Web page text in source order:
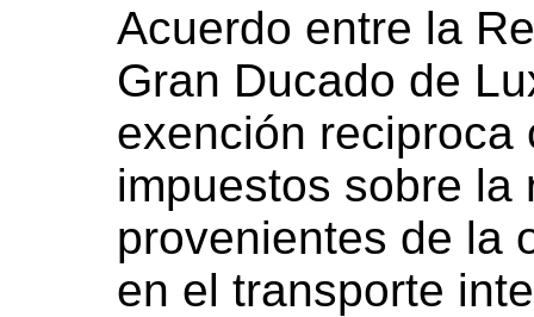
Acuerdo entre la
Gran Ducado de
exención reciproca
impuestos sobre la
provenientes de la
en el transporte